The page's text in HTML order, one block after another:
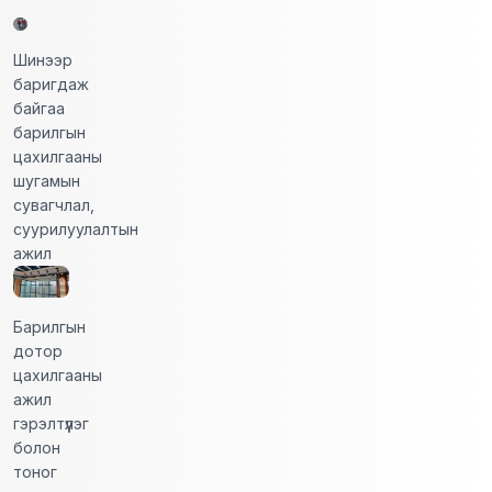
Шинээр
баригдаж
байгаа
барилгын
цахилгааны
шугамын
сувагчлал,
суурилуулалтын
ажил
Барилгын
дотор
цахилгааны
ажил
гэрэлтүүлэг
болон
тоног